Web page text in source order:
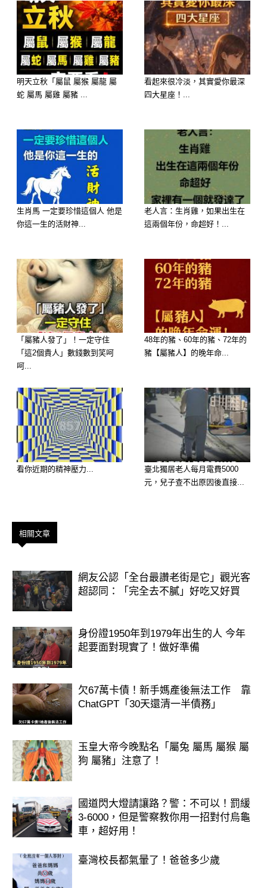
https://lihi3.cc/c5H8h
明天立秋「屬鼠 屬猴 屬龍 屬
蛇 屬馬 屬雞 屬豬 ...
看起來很冷淡，其實愛你最深
四大星座！...
生肖馬 一定要珍惜這個人 他是
你這一生的活財神...
老人言：生肖雞，如果出生在
這兩個年份，命超好！...
「屬豬人發了」！一定守住
「這2個貴人」數錢數到笑呵
呵...
48年的豬、60年的豬、72年的
豬【屬豬人】的晚年命...
看你近期的精神壓力...
臺北獨居老人每月電費5000
元，兒子查不出原因後直接...
相關文章
網友公認「全台最讚老街是它」觀光客
超認同：「完全去不膩」好吃又好買
身份證1950年到1979年出生的人 今年
起要面對現實了！做好準備
欠67萬卡債！新手媽產後無法工作 靠
ChatGPT「30天還清一半債務」
玉皇大帝今晚點名「屬兔 屬馬 屬猴 屬
狗 屬豬」注意了！
國道閃大燈請讓路？警：不可以！罰緩
3-6000，但是警察教你用一招對付烏龜
車，超好用！
臺灣校長都氣暈了！爸爸多少歲